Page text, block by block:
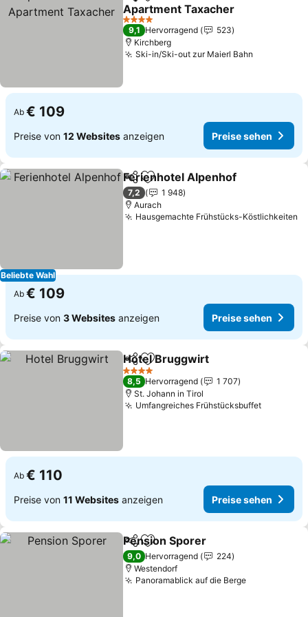
Apartment Taxacher
Preise sehen
4 Sterne
9,1 Hervorragend
523
Kirchberg
Ski-in/Ski-out zur Maierl Bahn
Ab € 109
Preise von 12 Websites anzeigen Preise sehen
Beliebte Wahl
TeilenZu Favoriten hinzufügen
Ferienhotel Alpenhof
7,2
1 948
Aurach
Hausgemachte Frühstücks-Köstlichkeiten
Ab € 109
Preise von 3 Websites anzeigen Preise sehen
TeilenZu Favoriten hinzufügen
Hotel Bruggwirt
4 Sterne
8,5 Hervorragend
1 707
St. Johann in Tirol
Umfangreiches FrühstücksbuffetPreise
Ab € 110
Preise von 11 Websites anzeigen Preise sehen
TeilenZu Favoriten hinzufügen
Pension Sporer
9,0 Hervorragend
224
Westendorf
Panoramablick auf die BergePreise